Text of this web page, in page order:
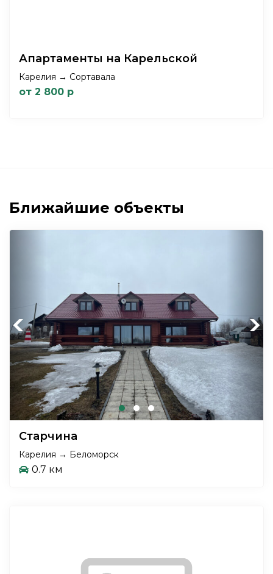
Апартаменты на Карельской
Карелия → Сортавала
от 2 800 р
Ближайшие объекты
Previous Next
Старчина
Карелия → Беломорск
0.7 км